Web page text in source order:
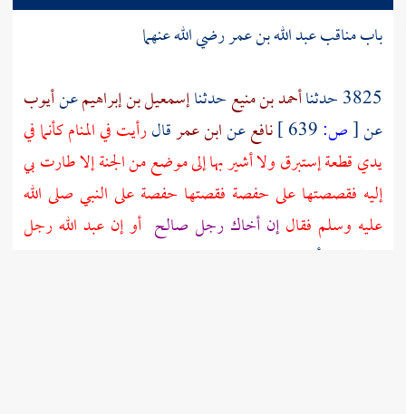
باب مناقبعبد الله بن عمررضي الله عنهما
3825 حدثنا
أحمد بن منيعحدثناإسمعيل بن إبراهيمعنأيوب
عن[ص: نافععنابن عمرقالرأيت في المنام كأنما في
يدي قطعة إستبرق ولا أشير بها إلى موضع من الجنة إلا طارت بي
إليه فقصصتها على حفصة فقصتها حفصة على النبي صلى الله
عليه وسلم فقالإن أخاك رجل صالح أو إن عبد اللهرجل
قال أبو عيسى هذا حديث حسن صحيح